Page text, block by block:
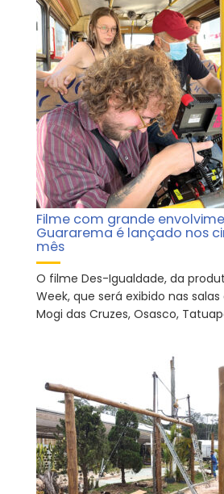
Filme com grande
Guararema é lançado nos
mês
O filme Des-Igualdade, da
Week, que será exibido nas
Mogi das Cruzes, Osasco,